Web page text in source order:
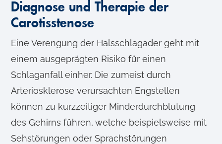
Diagnose und Therapie der
Carotisstenose
Eine Verengung der Halsschlagader geht mit
einem ausgeprägten Risiko für einen
Schlaganfall einher. Die zumeist durch
Arteriosklerose verursachten Engstellen
können zu kurzzeitiger Minderdurchblutung
des Gehirns führen, welche beispielsweise mit
Sehstörungen oder Sprachstörungen